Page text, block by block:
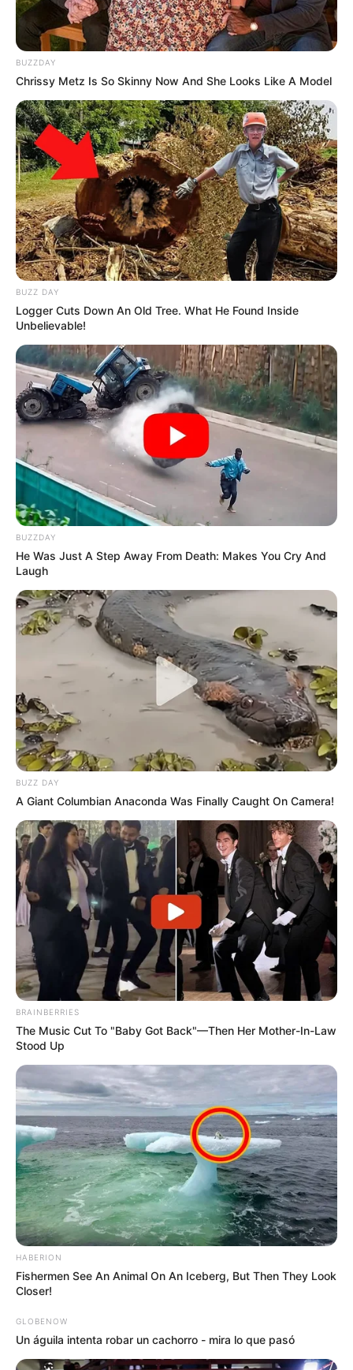
BUZZDAY
Chrissy Metz Is So Skinny Now And She Looks Like A Model
BUZZ DAY
Logger Cuts Down An Old Tree. What He Found Inside
Unbelievable!
BUZZDAY
He Was Just A Step Away From Death: Makes You Cry And
Laugh
BUZZ DAY
A Giant Columbian Anaconda Was Finally Caught On Camera!
BRAINBERRIES
The Music Cut To "Baby Got Back"—Then Her Mother-In-Law
Stood Up
HABERION
Fishermen See An Animal On An Iceberg, But Then They Look
Closer!
GLOBENOW
Un águila intenta robar un cachorro - mira lo que pasó